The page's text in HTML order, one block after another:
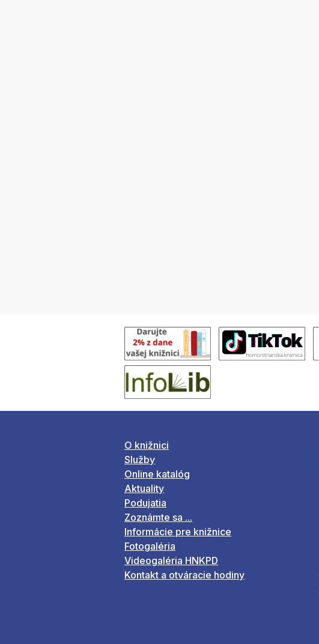
O knižnici
Služby
Online katalóg
Aktuality
Podujatia
Zoznámte sa ...
Informácie pre knižnice
Fotogaléria
Videogaléria HNKPD
Kontakt a otváracie hodiny